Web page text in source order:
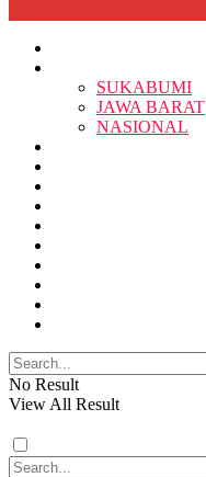
SUKABUMI
PENDIDIKAN
SUKABUMI
JAWA BARAT
NASIONAL
No Result
View All Result